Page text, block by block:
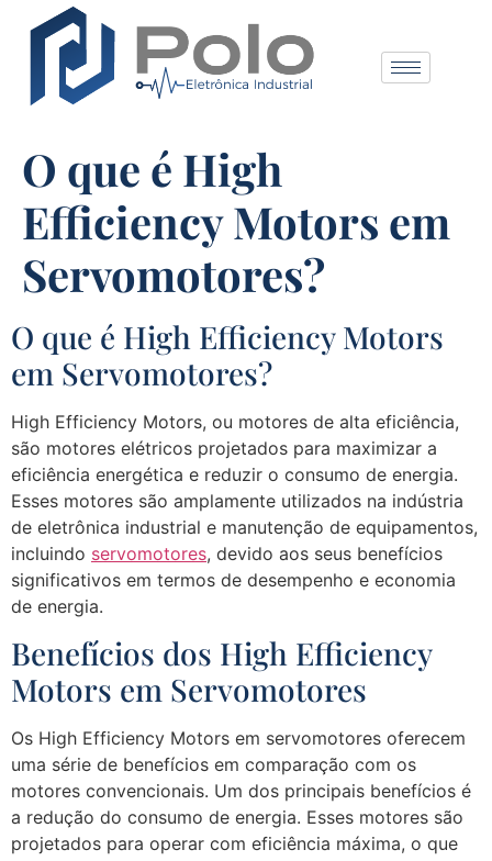
O que é High
Efficiency Motors em
Servomotores?
O que é High Efficiency Motors
em Servomotores?
High Efficiency Motors, ou motores de alta eficiência,
são motores elétricos projetados para maximizar a
eficiência energética e reduzir o consumo de energia.
Esses motores são amplamente utilizados na indústria
de eletrônica industrial e manutenção de equipamentos,
incluindo servomotores, devido aos seus benefícios
significativos em termos de desempenho e economia
de energia.
Benefícios dos High Efficiency
Motors em Servomotores
Os High Efficiency Motors em servomotores oferecem
uma série de benefícios em comparação com os
motores convencionais. Um dos principais benefícios é
a redução do consumo de energia. Esses motores são
projetados para operar com eficiência máxima, o que